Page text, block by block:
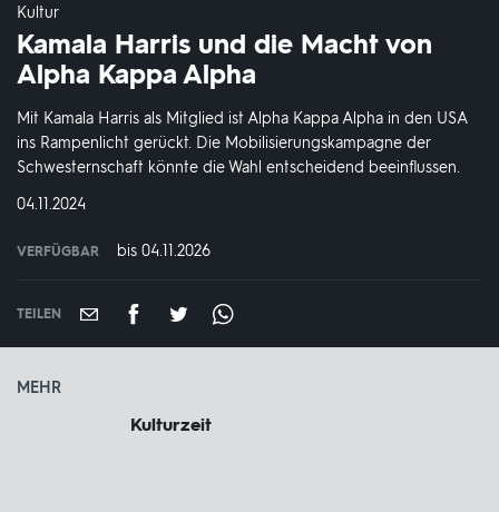
Kultur
Kamala Harris und die Macht von
Alpha Kappa Alpha
Mit Kamala Harris als Mitglied ist Alpha Kappa Alpha in den USA
ins Rampenlicht gerückt. Die Mobilisierungskampagne der
Schwesternschaft könnte die Wahl entscheidend beeinflussen.
DATUM:
04.11.2024
VERFÜGBAR bis 04.11.2026
TEILEN
MEHR
Kulturzeit